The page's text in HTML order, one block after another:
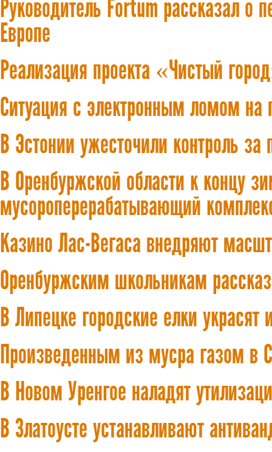
Руководитель Fortum рассказал о
Европе
Реализация проекта «Чистый
Ситуация с электронным ломом на
В Эстонии ужесточили контроль за
В Оренбуржской области к концу
мусороперерабатывающий
Казино Лас-Вегаса внедряют
Оренбуржским школьникам
В Липецке городские елки
Произведенным из мусра газом в
В Новом Уренгое наладят
В Златоусте устанавливают